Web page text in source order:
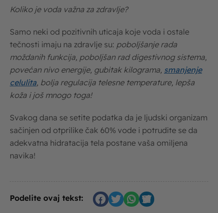
Koliko je voda važna za zdravlje?
Samo neki od pozitivnih uticaja koje voda i ostale
tečnosti imaju na zdravlje su: poboljšanje rada
moždanih funkcija, poboljšan rad digestivnog sistema,
povećan nivo energije, gubitak kilograma, smanjenje
celulita, bolja regulacija telesne temperature, lepša
koža i još mnogo toga!
Svakog dana se setite podatka da je ljudski organizam
sačinjen od otprilike čak 60% vode i potrudite se da
adekvatna hidratacija tela postane vaša omiljena
navika!
Podelite ovaj tekst: